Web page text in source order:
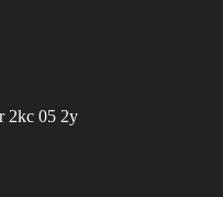
2kc 05 2y